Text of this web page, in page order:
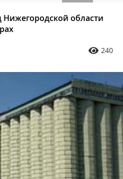
области
240